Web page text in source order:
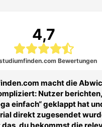
4,7
Bewertungen
macht die
Nutzer
einfach“ geklappt hat
direkt zugesendet